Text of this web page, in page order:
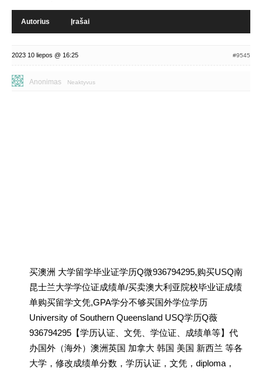
Autorius Įrašai
2023 10 liepos @ 16:25 #9545
Anonimas Neaktyvus
买澳洲 大学留学毕业证学历Q微936794295,购买USQ南
昆士兰大学学位证成绩单/买卖澳大利亚院校毕业证成绩
单购买留学文凭,GPA学分不够买国外学位学历
University of Southern Queensland USQ学历Q薇
936794295【学历认证、文凭、学位证、成绩单等】代
办国外（海外）澳洲英国 加拿大 韩国 美国 新西兰 等各
大学，修改成绩单分数，学历认证，文凭，diploma，